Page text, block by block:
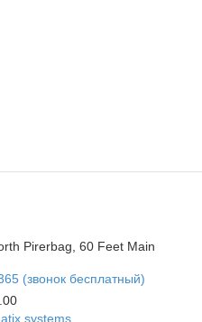
Pirerbag, 60 Feet Main
(звонок бесплатный)